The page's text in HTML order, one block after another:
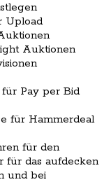
Upload
Auktionen
Pay per Bid
für Hammerdeal
für den
für das aufdecken
und bei